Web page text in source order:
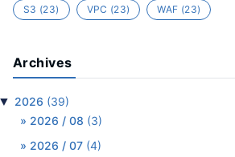
S3 (23) VPC (23) WAF (23)
Archives
2026 (39)
2026 / 08 (3)
2026 / 07 (4)